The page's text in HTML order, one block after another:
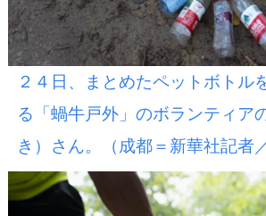
２４日、まとめたペットボトル
る「蝸牛戸外」のボランティア
き）さん。（成都＝新華社記者